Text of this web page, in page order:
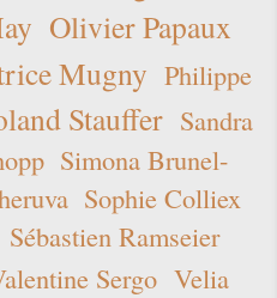
Olivier Papaux
Mugny Philippe
Stauffer Sandra
Simona Brunel-
Sophie Colliex
Sébastien Ramseier
Sergo Velia